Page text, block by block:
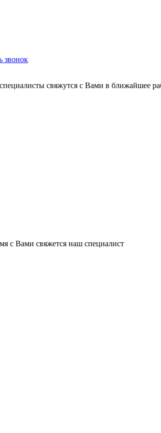
звонок
свяжутся с Вами в ближайшее
с Вами свяжется наш специалист